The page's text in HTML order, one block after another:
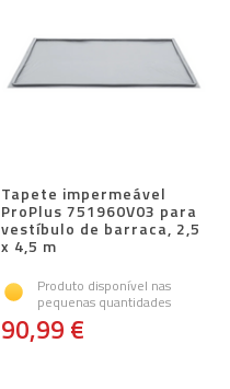
Tapete impermeável
ProPlus 751960V03 para
vestíbulo de barraca, 2,5
x 4,5 m
Produto disponível nas
pequenas quantidades
90,99 €